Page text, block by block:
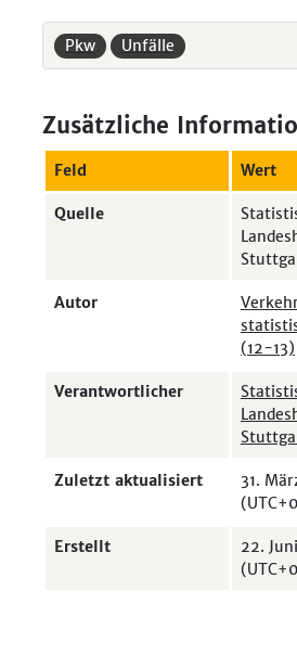
Pkw Unfälle
Zusätzliche
Feld Wert
Quelle
Autor
(12-13)
Verantwortlicher
Zuletzt aktualisiert
31.
Erstellt
22.